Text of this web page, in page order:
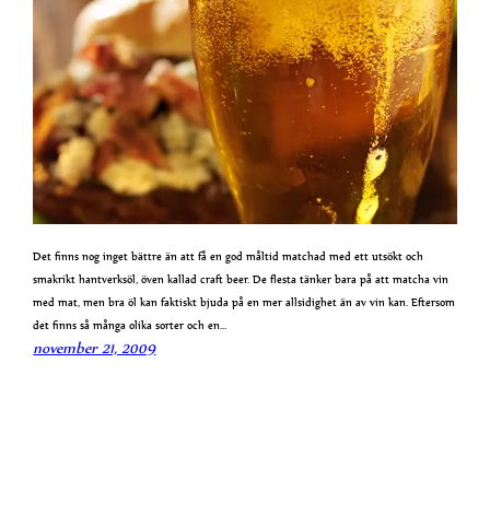
Det finns nog inget bättre än att få en god måltid matchad med ett utsökt och
smakrikt hantverksöl, öven kallad craft beer. De flesta tänker bara på att matcha vin
med mat, men bra öl kan faktiskt bjuda på en mer allsidighet än av vin kan. Eftersom
det finns så många olika sorter och en…
november 21, 2009